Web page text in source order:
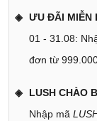
ƯU ĐÃI MIỄN
01 - 31.08:
đơn từ
LUSH CHÀO
Nhập mã